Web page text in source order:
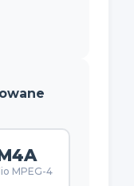
MPEG-4